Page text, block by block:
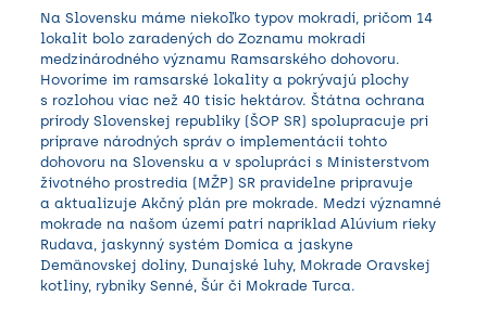
Na Slovensku máme niekoľko typov mokradí, pričom 14
lokalít bolo zaradených do Zoznamu mokradí
medzinárodného významu Ramsarského dohovoru.
Hovoríme im ramsarské lokality a pokrývajú plochy
s rozlohou viac než 40 tisíc hektárov. Štátna ochrana
prírody Slovenskej republiky (ŠOP SR) spolupracuje pri
príprave národných správ o implementácii tohto
dohovoru na Slovensku a v spolupráci s Ministerstvom
životného prostredia (MŽP) SR pravidelne pripravuje
a aktualizuje Akčný plán pre mokrade. Medzi významné
mokrade na našom území patrí napríklad Alúvium rieky
Rudava, jaskynný systém Domica a jaskyne
Demänovskej doliny, Dunajské luhy, Mokrade Oravskej
kotliny, rybníky Senné, Šúr či Mokrade Turca.